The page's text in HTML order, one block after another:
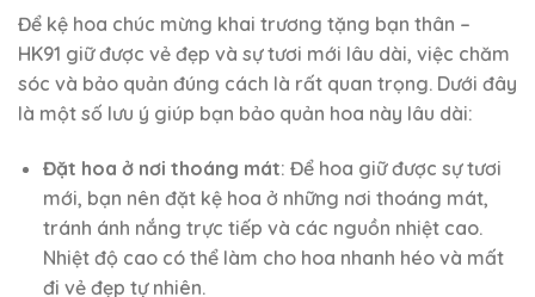
Để kệ hoa chúc mừng khai trương tặng bạn thân –
HK91 giữ được vẻ đẹp và sự tươi mới lâu dài, việc chăm
sóc và bảo quản đúng cách là rất quan trọng. Dưới đây
là một số lưu ý giúp bạn bảo quản hoa này lâu dài:
Đặt hoa ở nơi thoáng mát: Để hoa giữ được sự tươi
mới, bạn nên đặt kệ hoa ở những nơi thoáng mát,
tránh ánh nắng trực tiếp và các nguồn nhiệt cao.
Nhiệt độ cao có thể làm cho hoa nhanh héo và mất
đi vẻ đẹp tự nhiên.